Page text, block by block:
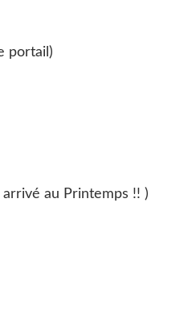
portail)
au Printemps !! )